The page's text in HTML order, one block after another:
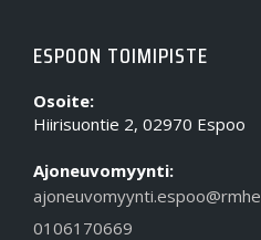
ESPOON TOIMIPISTE
Osoite:
Hiirisuontie 2, 02970 Espoo
Ajoneuvomyynti:
0106170669